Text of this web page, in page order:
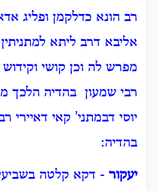
רב הונא כדלקמן ופליג
אליבא דרב ליתא
מפרש לה וכן קושי וקידוש
רבי שמעון בהדיה הלכך
יוסי דבמתני' קאי דאיירי
בהדיה:
יעקור - דקא קלטה